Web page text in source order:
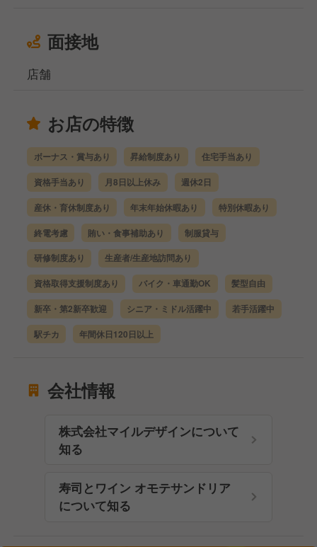
面接地
店舗
お店の特徴
ボーナス・賞与あり 昇給制度あり 住宅手当あり
資格手当あり 月8日以上休み 週休2日
産休・育休制度あり 年末年始休暇あり 特別休暇あり
終電考慮 賄い・食事補助あり 制服貸与
研修制度あり 生産者/生産地訪問あり
資格取得支援制度あり バイク・車通勤OK 髪型自由
新卒・第2新卒歓迎 シニア・ミドル活躍中 若手活躍中
駅チカ 年間休日120日以上
会社情報
株式会社マイルデザインについて
知る
寿司とワイン オモテサンドリア
について知る